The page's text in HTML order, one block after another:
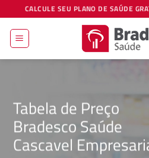
to
content
CALCULE SEU PLANO DE SAÚDE
Tabela de Preço
Bradesco Saúde
Cascavel